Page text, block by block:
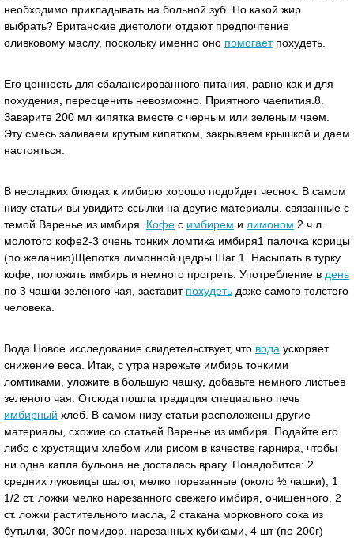
необходимо прикладывать на больной зуб. Но какой жир
выбрать? Британские диетологи отдают предпочтение
оливковому маслу, поскольку именно оно помогаетпохудеть.
Его ценность для сбалансированного питания, равно как и для
похудения, переоценить невозможно. Приятного чаепития.8.
Заварите 200 мл кипятка вместе с черным или зеленым чаем.
Эту смесь заливаем крутым кипятком, закрываем крышкой и даем
настояться.
В несладких блюдах к имбирю хорошо подойдет чеснок. В самом
низу статьи вы увидите ссылки на другие материалы, связанные с
темой Варенье из имбиря. Кофе с имбирем и лимоном 2 ч.л.
молотого кофе2-3 очень тонких ломтика имбиря1 палочка корицы
(по желанию)Щепотка лимонной цедры Шаг 1. Насыпать в турку
кофе, положить имбирь и немного прогреть. Употребление в день
по 3 чашки зелёного чая, заставит похудеть даже самого толстого
человека.
Вода Новое исследование свидетельствует, что вода ускоряет
снижение веса. Итак, с утра нарежьте имбирь тонкими
ломтиками, уложите в большую чашку, добавьте немного листьев
зеленого чая. Отсюда пошла традиция специально печь
имбирный хлеб. В самом низу статьи расположены другие
материалы, схожие со статьей Варенье из имбиря. Подайте его
либо с хрустящим хлебом или рисом в качестве гарнира, чтобы
ни одна капля бульона не досталась врагу. Понадобится: 2
средних луковицы шалот, мелко порезанные (около ½ чашки), 1
1/2 ст. ложки мелко нарезанного свежего имбиря, очищенного, 2
ст. ложки растительного масла, 2 стакана морковного сока из
бутылки, 300г помидор, нарезанных кубиками, 4 шт (по 200г)